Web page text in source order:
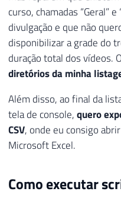
curso, chamadas “Geral”
divulgação e que não
disponibilizar a grade do
duração total dos vídeos.
diretórios da minha
Além disso, ao final da
tela de console,quero
CSV, onde eu consigo
Microsoft Excel.
Como executar